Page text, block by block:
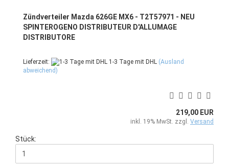
Zündverteiler Mazda 626GE MX6 - T2T57971 - NEU
SPINTEROGENO DISTRIBUTEUR D'ALLUMAGE
DISTRIBUTORE
Lieferzeit: 1-3 Tage mit DHL (Ausland
abweichend)
219,00 EUR
inkl. 19% MwSt. zzgl. Versand
Stück: